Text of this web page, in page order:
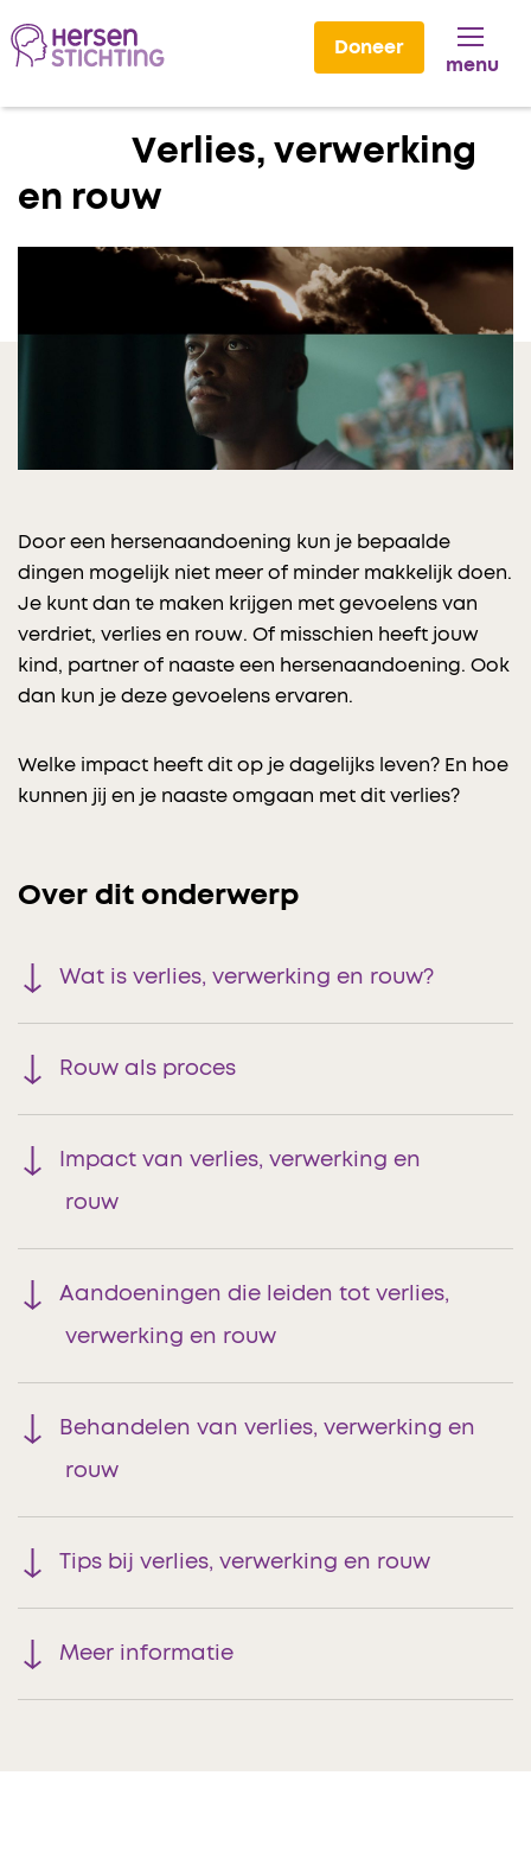
Doneer
menu
Lees voor
Verlies, verwerking
en rouw
Door een hersenaandoening kun je bepaalde
dingen mogelijk niet meer of minder makkelijk doen.
Je kunt dan te maken krijgen met gevoelens van
verdriet, verlies en rouw. Of misschien heeft jouw
kind, partner of naaste een hersenaandoening. Ook
dan kun je deze gevoelens ervaren.
Welke impact heeft dit op je dagelijks leven? En hoe
kunnen jij en je naaste omgaan met dit verlies?
Over dit onderwerp
Wat is verlies, verwerking en rouw?
Rouw als proces
Impact van verlies, verwerking en
rouw
Aandoeningen die leiden tot verlies,
verwerking en rouw
Behandelen van verlies, verwerking en
rouw
Tips bij verlies, verwerking en rouw
Meer informatie